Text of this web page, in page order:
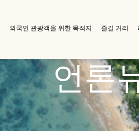
외국인 관광객을 위한 목적지 즐길 거리
언론